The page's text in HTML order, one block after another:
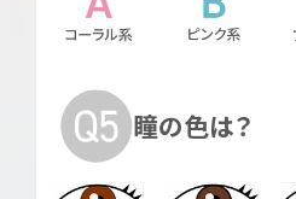
瞳の色は？